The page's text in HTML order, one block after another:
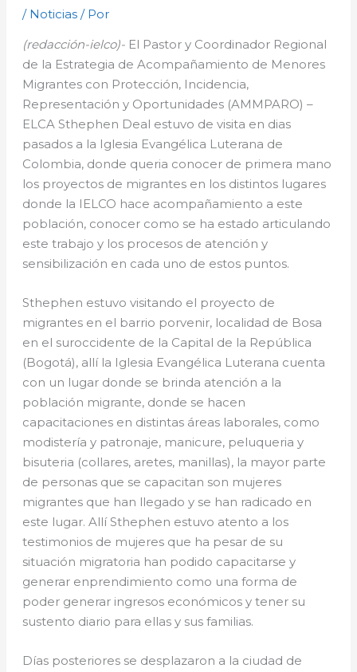
/ Noticias / Por
(redacción-ielco)- El Pastor y Coordinador Regional
de la Estrategia de Acompañamiento de Menores
Migrantes con Protección, Incidencia,
Representación y Oportunidades (AMMPARO) –
ELCA Sthephen Deal estuvo de visita en dias
pasados a la Iglesia Evangélica Luterana de
Colombia, donde queria conocer de primera mano
los proyectos de migrantes en los distintos lugares
donde la IELCO hace acompañamiento a este
población, conocer como se ha estado articulando
este trabajo y los procesos de atención y
sensibilización en cada uno de estos puntos.
Sthephen estuvo visitando el proyecto de
migrantes en el barrio porvenir, localidad de Bosa
en el suroccidente de la Capital de la República
(Bogotá), allí la Iglesia Evangélica Luterana cuenta
con un lugar donde se brinda atención a la
población migrante, donde se hacen
capacitaciones en distintas áreas laborales, como
modistería y patronaje, manicure, peluqueria y
bisuteria (collares, aretes, manillas), la mayor parte
de personas que se capacitan son mujeres
migrantes que han llegado y se han radicado en
este lugar. Allí Sthephen estuvo atento a los
testimonios de mujeres que ha pesar de su
situación migratoria han podido capacitarse y
generar enprendimiento como una forma de
poder generar ingresos económicos y tener su
sustento diario para ellas y sus familias.
Días posteriores se desplazaron a la ciudad de